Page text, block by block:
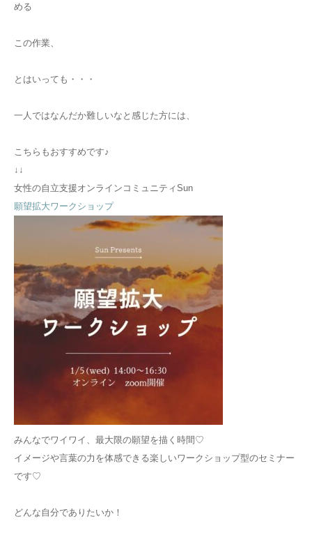
める
この作業、
とはいっても・・・
一人ではなんだか難しいなと感じた方には、
こちらもおすすめです♪
↓↓
女性の自立支援オンラインコミュニティSun
願望拡大ワークショップ
みんなでワイワイ、最大限の願望を描く時間♡
イメージや言葉の力を体感できる楽しいワークショップ型のセミナー
です♡
どんな自分でありたいか！